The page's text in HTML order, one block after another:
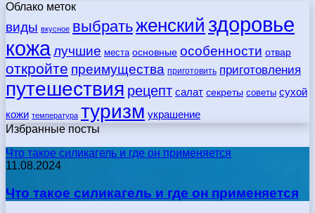
Облако меток
виды вкусное выбратьженский здоровье
кожалучшие места основные особенности отвар
откройте преимущества приготовить приготовления
путешествия рецепт салат секреты советы сухой
кожи температура туризм украшение
Избранные посты
Что такое силикагель и где он применяется
11.08.2024
Что такое силикагель и где он применяется